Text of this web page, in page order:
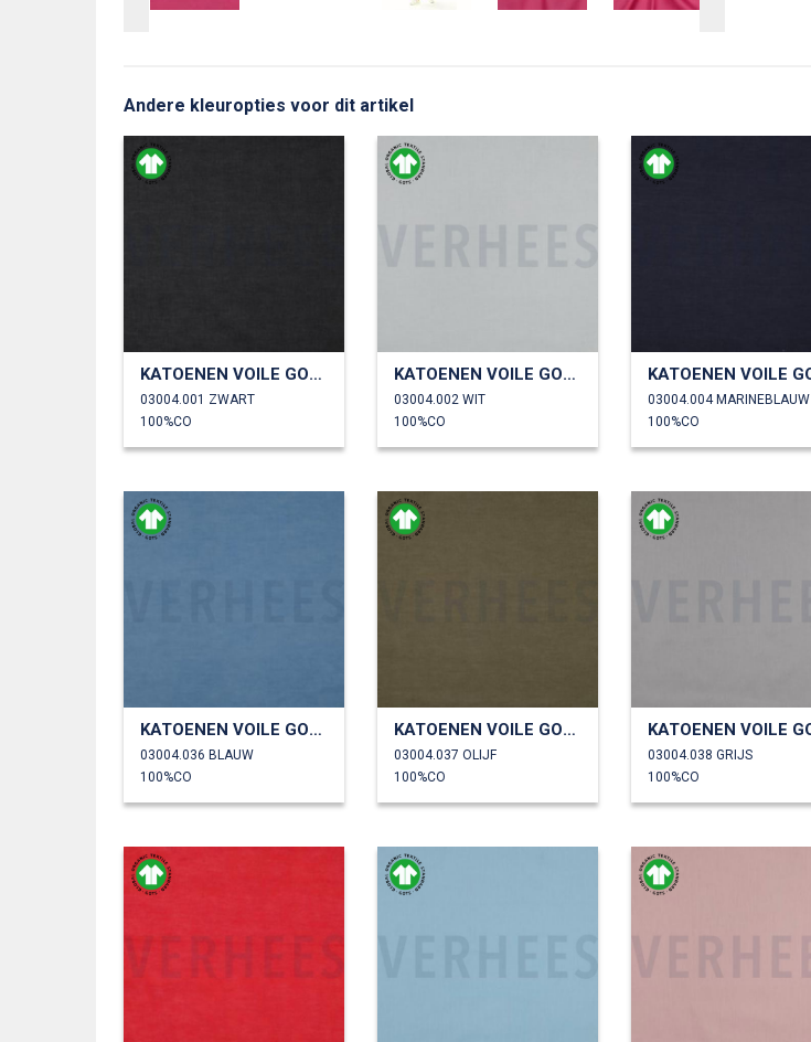
Andere kleuropties voor dit artikel
KATOENEN VOILE GOTS
03004.001 ZWART
100%CO
KATOENEN VOILE GOTS
03004.002 WIT
100%CO
03004.004 MARINEBLAUW
100%CO
KATOENEN VOILE GOTS
03004.036 BLAUW
100%CO
KATOENEN VOILE GOTS
03004.037 OLIJF
100%CO
03004.038 GRIJS
100%CO